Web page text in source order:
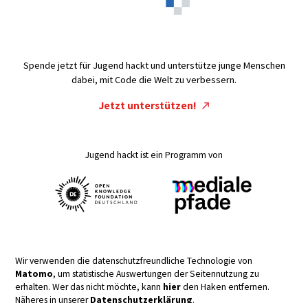
Spende jetzt für Jugend hackt und unterstütze junge Menschen
dabei, mit Code die Welt zu verbessern.
Jetzt unterstützen!
Jugend hackt ist ein Programm von
Wir verwenden die datenschutzfreundliche Technologie von
Matomo, um statistische Auswertungen der Seitennutzung zu
erhalten. Wer das nicht möchte, kann hierden Haken entfernen.
Näheres in unsererDatenschutzerklärung.